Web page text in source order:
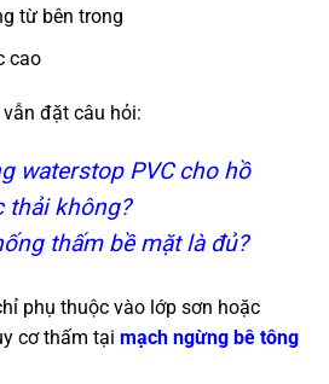
từ bên trong
cao
đặt câu hỏi:
waterstop PVC cho hồ
thải không?
thấm bề mặt là đủ?
phụ thuộc vào lớp sơn hoặc
cơ thấm tại mạch ngừng bê tông